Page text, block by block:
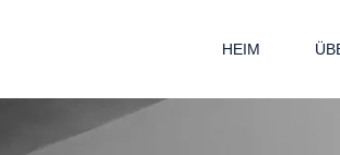
HEIM